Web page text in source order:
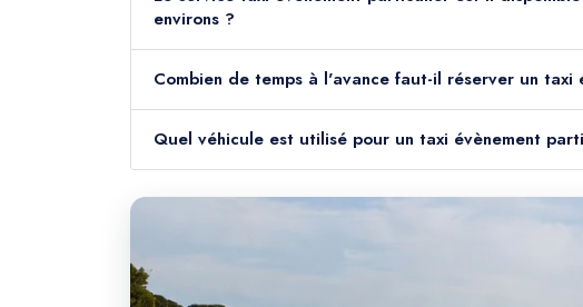
environs ?
Combien de temps à l'avance faut-il réserver un
Quel véhicule est utilisé pour un taxi évènement